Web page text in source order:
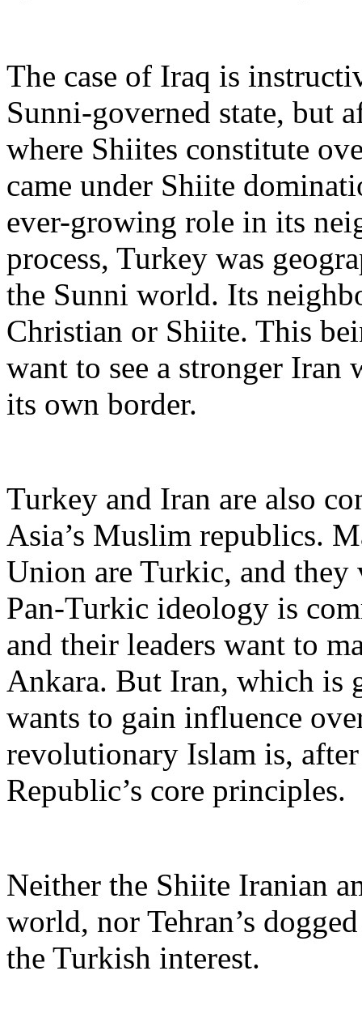
The case of Iraq is
Sunni-governed state, but
where Shiites constitute
came under Shiite
ever-growing role in its
process, Turkey was
the Sunni world. Its
Christian or Shiite. This
want to see a stronger
its own border.
Turkey and Iran are also
Asia’s Muslim republics.
Union are Turkic, and
Pan-Turkic ideology is
and their leaders want to
Ankara. But Iran, which is
wants to gain influence
revolutionary Islam is,
Republic’s core principles.
Neither the Shiite Iranian
world, nor Tehran’s
the Turkish interest.